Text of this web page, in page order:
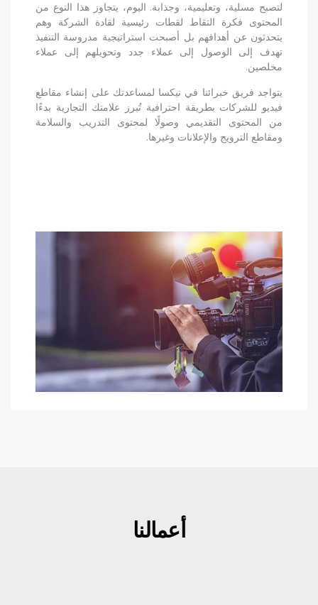
التسويق بالمحتوى
التسويق عبر وسائل التواصل الاجتماعي
تحسين محركات البحث والتسويق بطريقة الدفع لكل نقرة
لتصبح مسلية، وتعليمية، وجذابة. اليوم، يتجاوز هذا النوع من
المحتوى فكرة التقاط لقطات رئيسية لقادة الشركة وهم
يتحدثون عن أهدافهم بل أصبحت استراتيجية مدروسة التنفيذ
تهدف إلى الوصول إلى عملاء جدد وتحويلهم إلى عملاء
مخلصين.
يتواجد فريق خبرائنا في نيكسا لمساعدتك على إنشاء مقاطع
فيديو للشركات بطريقة احترافية تُبرز علامتك التجارية بدءًا
من المحتوى التقديمي وصولًا لمحتوى التدريب والسلامة
ومقاطع الترويج والإعلانات وغيرها.
أعمالنا